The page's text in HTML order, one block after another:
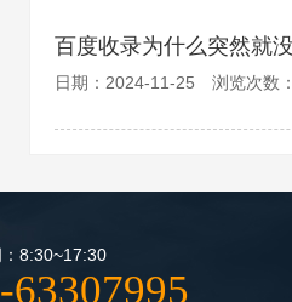
百度收录为什么突然就
日期：2024-11-25 浏览次数
8:30~17:30
63307995